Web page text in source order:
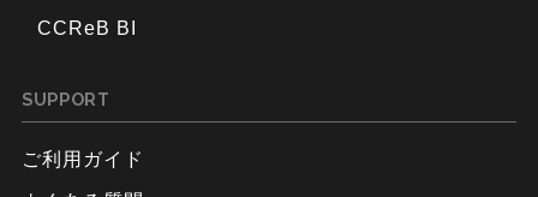
CCReB BI
SUPPORT
ご利用ガイド